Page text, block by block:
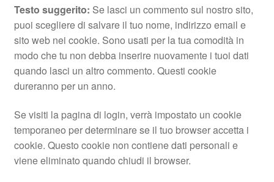
Testo suggerito: Se lasci un commento sul nostro sito,
puoi scegliere di salvare il tuo nome, indirizzo email e
sito web nei cookie. Sono usati per la tua comodità in
modo che tu non debba inserire nuovamente i tuoi dati
quando lasci un altro commento. Questi cookie
dureranno per un anno.
Se visiti la pagina di login, verrà impostato un cookie
temporaneo per determinare se il tuo browser accetta i
cookie. Questo cookie non contiene dati personali e
viene eliminato quando chiudi il browser.